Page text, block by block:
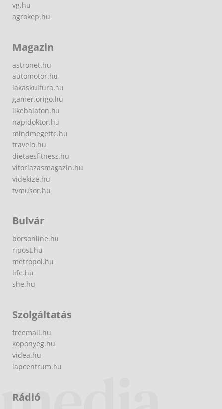
vg.hu
agrokep.hu
Magazin
astronet.hu
automotor.hu
lakaskultura.hu
gamer.origo.hu
likebalaton.hu
napidoktor.hu
mindmegette.hu
travelo.hu
dietaesfitnesz.hu
vitorlazasmagazin.hu
videkize.hu
tvmusor.hu
Bulvár
borsonline.hu
ripost.hu
metropol.hu
life.hu
she.hu
Szolgáltatás
freemail.hu
koponyeg.hu
videa.hu
lapcentrum.hu
Rádió